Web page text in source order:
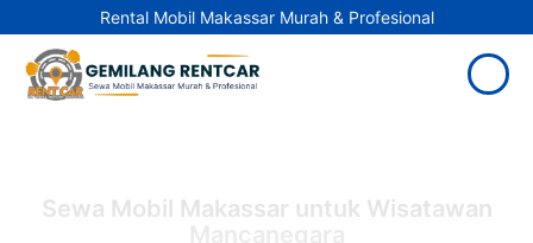
Rental Mobil Makassar Murah & Profesional
Sewa Mobil Makassar untuk Wisatawan